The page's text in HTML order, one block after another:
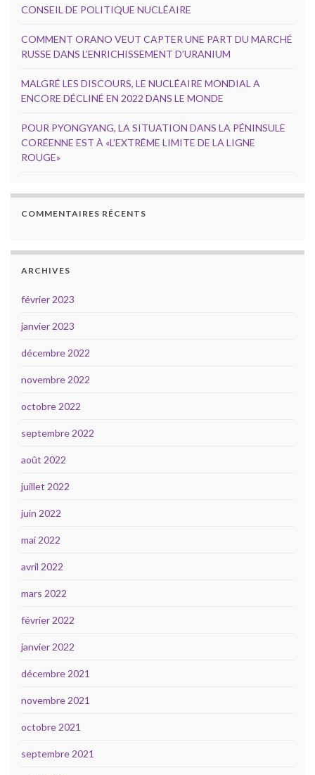
CONSEIL DE POLITIQUE NUCLÉAIRE
COMMENT ORANO VEUT CAPTER UNE PART DU MARCHÉ
RUSSE DANS L’ENRICHISSEMENT D’URANIUM
MALGRÉ LES DISCOURS, LE NUCLÉAIRE MONDIAL A
ENCORE DÉCLINÉ EN 2022 DANS LE MONDE
POUR PYONGYANG, LA SITUATION DANS LA PÉNINSULE
CORÉENNE EST À «L’EXTRÊME LIMITE DE LA LIGNE
ROUGE»
COMMENTAIRES RÉCENTS
ARCHIVES
février 2023
janvier 2023
décembre 2022
novembre 2022
octobre 2022
septembre 2022
août 2022
juillet 2022
juin 2022
mai 2022
avril 2022
mars 2022
février 2022
janvier 2022
décembre 2021
novembre 2021
octobre 2021
septembre 2021